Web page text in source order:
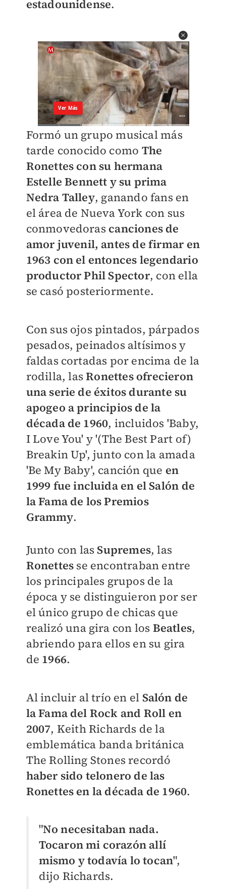
estadounidense.
Formó un grupo musical más
tarde conocido como The
Ronettes con su hermana
Estelle Bennett y su prima
Nedra Talley, ganando fans en
el área de Nueva York con sus
conmovedoras canciones de
amor juvenil, antes de firmar en
1963 con el entonces legendario
productor Phil Spector, con ella
se casó posteriormente.
Con sus ojos pintados, párpados
pesados, peinados altísimos y
faldas cortadas por encima de la
rodilla, lasRonettes ofrecieron
una serie de éxitos durante su
apogeo a principios de la
década de 1960, incluidos 'Baby,
I Love You' y '(The Best Part of)
Breakin Up', junto con la amada
'Be My Baby', canción que en
1999 fue incluida en el Salón de
la Fama de los Premios
Grammy.
Junto con las Supremes, las
Ronettes se encontraban entre
los principales grupos de la
época y se distinguieron por ser
el único grupo de chicas que
realizó una gira con los Beatles,
abriendo para ellos en su gira
de 1966.
Al incluir al trío en el Salón de
la Fama del Rock and Roll en
2007, Keith Richards de la
emblemática banda británica
The Rolling Stones recordó
haber sido telonero de las
Ronettes en la década de 1960.
"No necesitaban nada.
Tocaron mi corazón allí
mismo y todavía lo tocan",
dijo Richards.